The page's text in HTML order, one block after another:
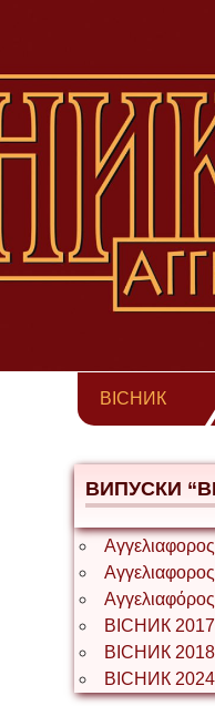
ВІСНИК
ВИПУСКИ
ВІСНИК 2017
ВІСНИК 2018
ВІСНИК 2024